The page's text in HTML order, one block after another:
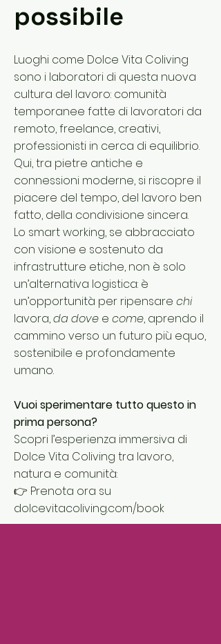
possibile
Luoghi come Dolce Vita Coliving
sono i laboratori di questa nuova
cultura del lavoro: comunità
temporanee fatte di lavoratori da
remoto, freelance, creativi,
professionisti in cerca di equilibrio.
Qui, tra pietre antiche e
connessioni moderne, si riscopre il
piacere del tempo, del lavoro ben
fatto, della condivisione sincera.
Lo smart working, se abbracciato
con visione e sostenuto da
infrastrutture etiche, non è solo
un’alternativa logistica: è
un’opportunità per ripensare chi
lavora,da dove e come, aprendo il
cammino verso un futuro più equo,
sostenibile e profondamente
umano.
Vuoi sperimentare tutto questo in
prima persona?
Scopri l’esperienza immersiva di
Dolce Vita Coliving tra lavoro,
natura e comunità:
👉 Prenota ora su
dolcevitacoliving.com/book